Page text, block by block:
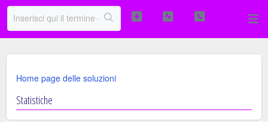
Home page delle soluzioni
Statistiche